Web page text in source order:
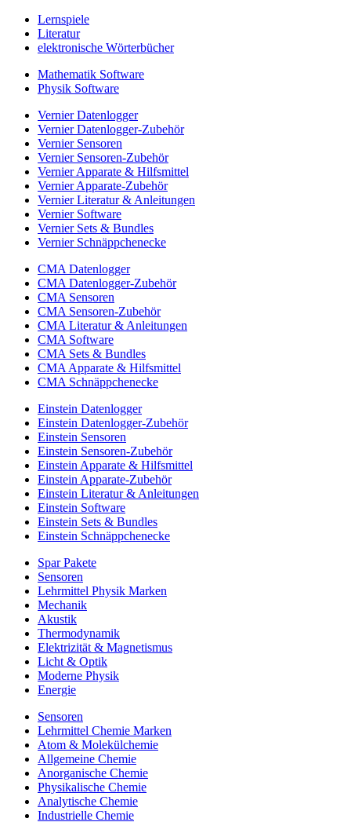
Lernspiele
Literatur
elektronische Wörterbücher
Mathematik Software
Physik Software
Vernier Datenlogger
Vernier Datenlogger-Zubehör
Vernier Sensoren
Vernier Sensoren-Zubehör
Vernier Apparate & Hilfsmittel
Vernier Apparate-Zubehör
Vernier Literatur & Anleitungen
Vernier Software
Vernier Sets & Bundles
Vernier Schnäppchenecke
CMA Datenlogger
CMA Datenlogger-Zubehör
CMA Sensoren
CMA Sensoren-Zubehör
CMA Literatur & Anleitungen
CMA Software
CMA Sets & Bundles
CMA Apparate & Hilfsmittel
CMA Schnäppchenecke
Einstein Datenlogger
Einstein Datenlogger-Zubehör
Einstein Sensoren
Einstein Sensoren-Zubehör
Einstein Apparate & Hilfsmittel
Einstein Apparate-Zubehör
Einstein Literatur & Anleitungen
Einstein Software
Einstein Sets & Bundles
Einstein Schnäppchenecke
Spar Pakete
Sensoren
Lehrmittel Physik Marken
Mechanik
Akustik
Thermodynamik
Elektrizität & Magnetismus
Licht & Optik
Moderne Physik
Energie
Sensoren
Lehrmittel Chemie Marken
Atom & Molekülchemie
Allgemeine Chemie
Anorganische Chemie
Physikalische Chemie
Analytische Chemie
Industrielle Chemie